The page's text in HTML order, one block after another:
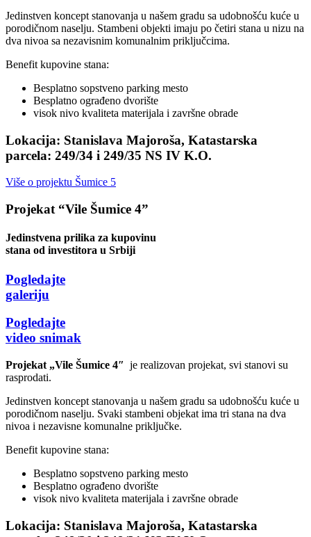
Jedinstven koncept stanovanja u našem gradu sa udobnošću kuće u
porodičnom naselju. Stambeni objekti imaju po četiri stana u nizu na
dva nivoa sa nezavisnim komunalnim priključcima.
Benefit kupovine stana:
Besplatno sopstveno parking mesto
Besplatno ograđeno dvorište
visok nivo kvaliteta materijala i završne obrade
Lokacija: Stanislava Majoroša, Katastarska
parcela: 249/34 i 249/35 NS IV K.O.
Više o projektu Šumice 5
Projekat “Vile Šumice 4”
Jedinstvena prilika za kupovinu
stana od investitora u Srbiji
Pogledajte
galeriju
Pogledajte
video snimak
Projekat „Vile Šumice 4″ je realizovan projekat, svi stanovi su
rasprodati.
Jedinstven koncept stanovanja u našem gradu sa udobnošću kuće u
porodičnom naselju. Svaki stambeni objekat ima tri stana na dva
nivoa i nezavisne komunalne priključke.
Benefit kupovine stana:
Besplatno sopstveno parking mesto
Besplatno ograđeno dvorište
visok nivo kvaliteta materijala i završne obrade
Lokacija: Stanislava Majoroša, Katastarska